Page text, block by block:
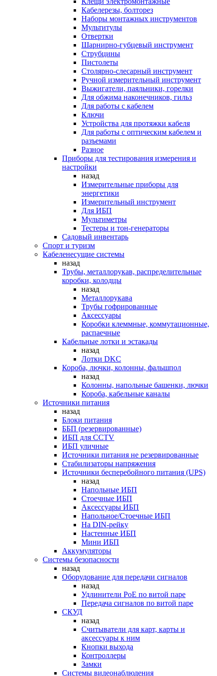
Кабелерезы, болторез
Наборы монтажных инструментов
Мультитулы
Отвертки
Шарнирно-губцевый инструмент
Струбцины
Пистолеты
Столярно-слесарный инструмент
Ручной измерительный инструмент
Выжигатели, паяльники, горелки
Для обжима наконечников, гильз
Для работы с кабелем
Ключи
Устройства для протяжки кабеля
Для работы с оптическим кабелем и
разъемами
Разное
Приборы для тестирования измерения и
настройки
назад
Измерительные приборы для
энергетики
Измерительный инструмент
Для ИБП
Мультиметры
Тестеры и тон-генераторы
Садовый инвентарь
Спорт и туризм
Кабеленесущие системы
назад
Трубы, металлорукав, распределительные
коробки, колодцы
назад
Металлорукава
Трубы гофрированные
Аксессуары
Коробки клеммные, коммутационные,
распаечные
Кабельные лотки и эстакады
назад
Лотки DKC
Короба, лючки, колонны, фальшпол
назад
Колонны, напольные башенки, лючки
Короба, кабельные каналы
Источники питания
назад
Блоки питания
ББП (резервированные)
ИБП для CCTV
ИБП уличные
Источники питания не резервированные
Стабилизаторы напряжения
Источники бесперебойного питания (UPS)
назад
Напольные ИБП
Стоечные ИБП
Аксессуары ИБП
Напольное/Стоечные ИБП
На DIN-рейку
Настенные ИБП
Мини ИБП
Аккумуляторы
Системы безопасности
назад
Оборудование для передачи сигналов
назад
Удлинители PoE по витой паре
Передача сигналов по витой паре
СКУД
назад
Считыватели для карт, карты и
аксессуары к ним
Кнопки выхода
Контроллеры
Замки
Системы видеонаблюдения